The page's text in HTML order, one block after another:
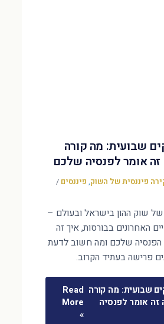
שבועית: מה קורה
זה אומר לפנסיה שלכם
פיננסית של השוק, פיננסים /
שוק ההון בישראל ובעולם –
האחרונים בבורסות, איך זה
שלכם ומה חשוב לדעת
פרישה בעתיד הקרוב.
שבועית: מה קורה
זה אומר לפנסיה
Read
More
»